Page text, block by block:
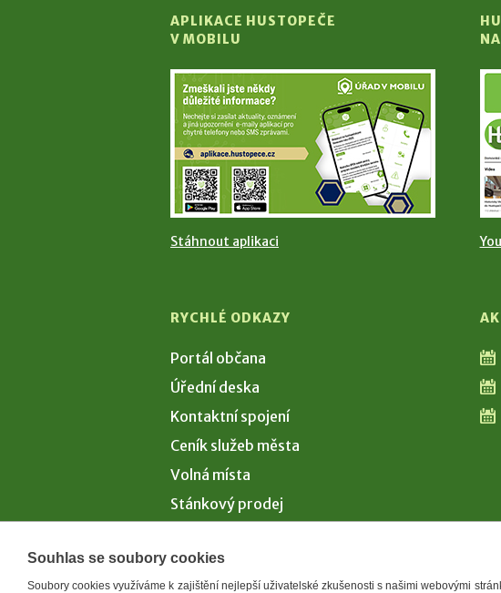
APLIKACE HUSTOPEČE
V MOBILU
Stáhnout aplikaci
RYCHLÉ ODKAZY
Portál občana
Úřední deska
Kontaktní spojení
Ceník služeb města
Volná místa
Stánkový prodej
Souhlas se soubory cookies
Soubory cookies využíváme k zajištění nejlepší uživatelské zkušenosti s našimi webovými